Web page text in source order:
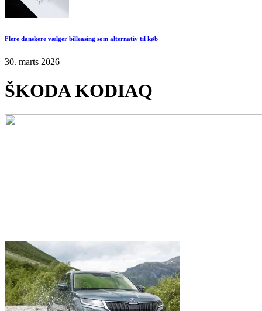
Flere danskere vælger billeasing som alternativ til køb
30. marts 2026
ŠKODA KODIAQ